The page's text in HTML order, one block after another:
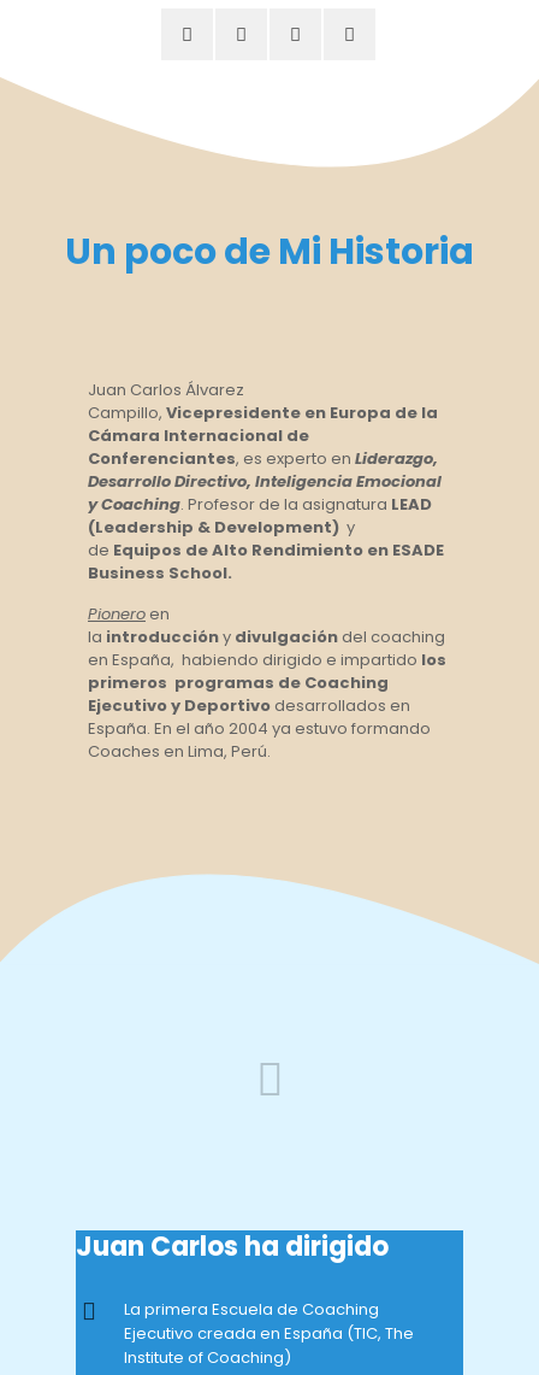
Un poco de Mi Historia
Juan Carlos Álvarez
Campillo, Vicepresidente en Europa de la
Cámara Internacional de
Conferenciantes, es experto en Liderazgo,
Desarrollo Directivo, Inteligencia Emocional
y Coaching. Profesor de la asignatura LEAD
(Leadership & Development) y
de Equipos de Alto Rendimiento en ESADE
Business School.
Pionero en
la introduccióny divulgación del coaching
en España, habiendo dirigido e impartido los
primeros programas de Coaching
Ejecutivo y Deportivo desarrollados en
España. En el año 2004 ya estuvo formando
Coaches en Lima, Perú.
Juan Carlos ha dirigido
La primera Escuela de Coaching
Ejecutivo creada en España (TIC, The
Institute of Coaching)